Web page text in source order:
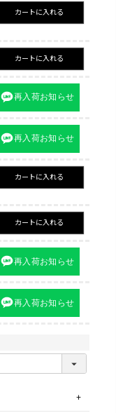
カートに入れる
カートに入れる
再入荷お知らせ
再入荷お知らせ
カートに入れる
カートに入れる
再入荷お知らせ
再入荷お知らせ